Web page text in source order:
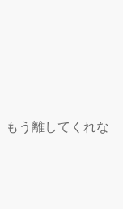
もう離してくれな